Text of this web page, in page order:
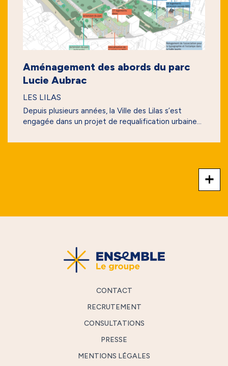
Aménagement des abords du parc
Lucie Aubrac
LES LILAS
Depuis plusieurs années, la Ville des Lilas s’est
engagée dans un projet de requalification urbaine...
+
CONTACT
RECRUTEMENT
CONSULTATIONS
PRESSE
MENTIONS LÉGALES